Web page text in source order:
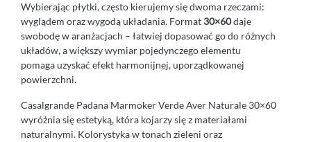
Wybierając płytki, często kierujemy się dwoma rzeczami:
wyglądem oraz wygodą układania. Format30×60daje
swobodę w aranżacjach – łatwiej dopasować go do różnych
układów, a większy wymiar pojedynczego elementu
pomaga uzyskać efekt harmonijnej, uporządkowanej
powierzchni.
Casalgrande Padana Marmoker Verde Aver Naturale 30×60
wyróżnia się estetyką, która kojarzy się z materiałami
naturalnymi. Kolorystyka w tonach zieleni oraz